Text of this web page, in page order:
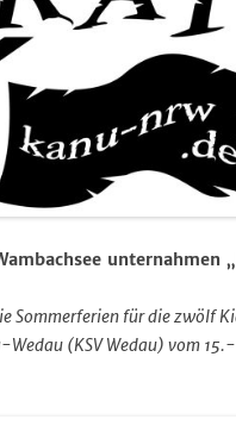
unternahmen
Sommerferien für die zwölf
(KSV Wedau) vom